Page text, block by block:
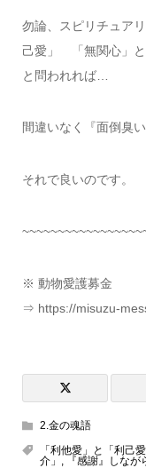
勿論、スピリチュア
己愛」 「無関心」と
と問われれば…
間違いなく『面倒臭
それで良いのです。
※ 動物愛護募金
⇒ https://misuzu-
2.金の魂語
「利他愛」と「利己愛
介」 , 『感謝』しなが